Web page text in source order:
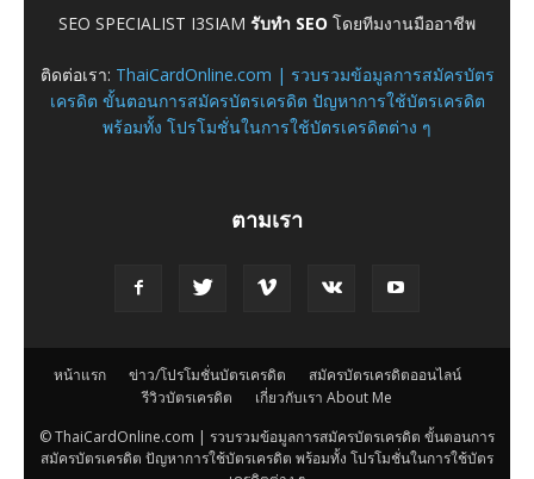
SEO SPECIALIST I3SIAM รับทำ SEO โดยทีมงานมืออาชีพ
ติดต่อเรา: ThaiCardOnline.com | รวบรวมข้อมูลการสมัครบัตร
เครดิต ขั้นตอนการสมัครบัตรเครดิต ปัญหาการใช้บัตรเครดิต
พร้อมทั้ง โปรโมชั่นในการใช้บัตรเครดิตต่าง ๆ
ตามเรา
หน้าแรก ข่าว/โปรโมชั่นบัตรเครดิต
สมัครบัตรเครดิตออนไลน์
รีวิวบัตรเครดิต
เกี่ยวกับเรา About Me
© ThaiCardOnline.com | รวบรวมข้อมูลการสมัครบัตรเครดิต ขั้นตอนการ
สมัครบัตรเครดิต ปัญหาการใช้บัตรเครดิต พร้อมทั้ง โปรโมชั่นในการใช้บัตร